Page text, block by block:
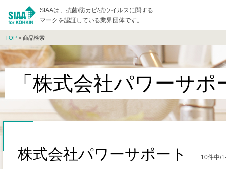
SIAAは、抗菌/防カビ/抗ウイルスに関する
マークを認証している業界団体です。
TOP > 商品検索
「株式会社パワーサ
株式会社パワーサポート 10件中/